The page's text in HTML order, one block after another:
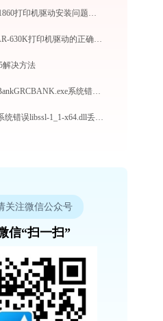
快速解决得实DS1860打印机驱动安装问题，这篇文章告诉你方法
详尽教程：得实AR-630K打印机驱动的正确下载与安装方式
解决方法
网银助手 ClientEBankGRCBANK.exe系统错误libcef.dll丢失如何解决
dacs dacsrund.exe系统错误libssl-1_1-x64.dll丢失如何解决
关注微信公众号
信“扫一扫”